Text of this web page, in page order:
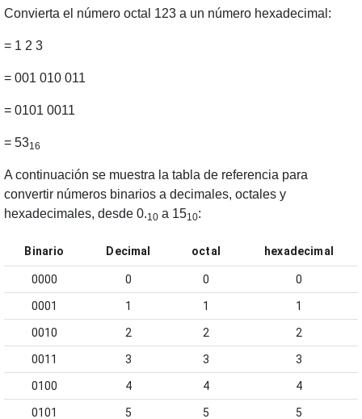
Convierta el número octal 123 a un número hexadecimal:
= 1 2 3
= 001 010 011
= 0101 0011
= 5316
A continuación se muestra la tabla de referencia para
convertir números binarios a decimales, octales y
hexadecimales, desde 0.10 a 1510:
Binario Decimal octal hexadecimal
0000 0 0 0
0001 1 1 1
0010 2 2 2
0011 3 3 3
0100 4 4 4
0101 5 5 5